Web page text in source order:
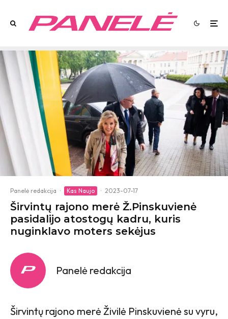
Panelė redakcija · Kas Naujo · 2023-07-17
Širvintų rajono merė Ž.Pinskuvienė
pasidalijo atostogų kadru, kuris
nuginklavo moters sekėjus
Panelė redakcija
Širvintų rajono merė Živilė Pinskuvienė su vyru,